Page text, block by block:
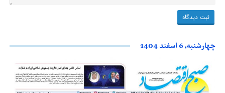
چهارشنبه، 6 اسفند 1404